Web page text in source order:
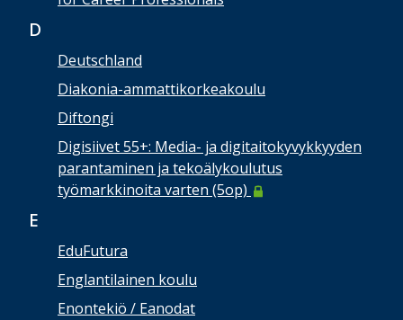
D
Deutschland
Diakonia-ammattikorkeakoulu
Diftongi
Digisiivet 55+: Media- ja digitaitokyvykkyyden
parantaminen ja tekoälykoulutus
työmarkkinoita varten (5op)
E
EduFutura
Englantilainen koulu
Enontekiö / Eanodat